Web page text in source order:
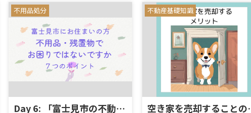
不用品処分
Day 6: 「富士見市の不動産売却：不用品処分の見積りとサービス内容」
不動産基礎知識
空き